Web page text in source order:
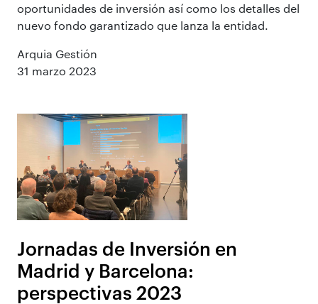
oportunidades de inversión así como los detalles del
nuevo fondo garantizado que lanza la entidad.
Arquia Gestión
31 marzo 2023
Jornadas de Inversión en
Madrid y Barcelona:
perspectivas 2023